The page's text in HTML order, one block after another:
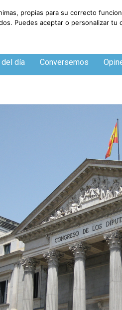
día Conversemos
propias para su correcto
Puedes aceptar o personalizar